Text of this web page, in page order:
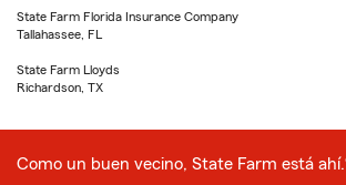
State Farm Florida Insurance Company
Tallahassee, FL
State Farm Lloyds
Richardson, TX
Como un buen vecino, State Farm está